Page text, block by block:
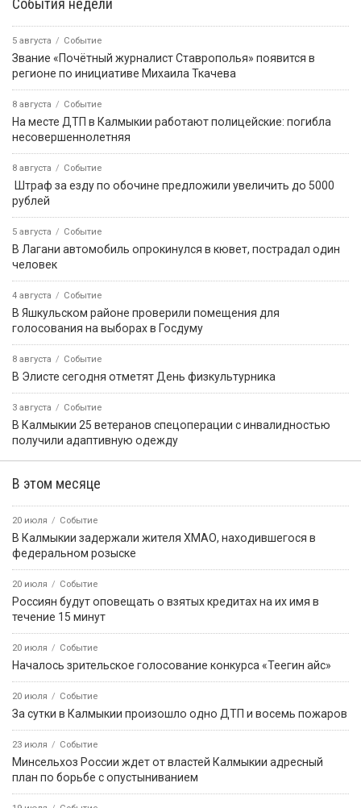
Картина дня
9 августа, 08:27 Событие
Бог создал Землю, а всё остальное на ней сделали
строители!
9 августа, 11:01 Событие
В Аргентине морской лев пробрался в каюту рыболовного
судна и уснул на кровати
9 августа, 13:23 Событие
9 августа — День воинской славы России
9 августа, 10:59 Событие
Решение о запрете вейпов — за региональными
законодателями
9 августа, 13:24 Событие
В Троицком потушили возгорание сухой растительности
9 августа, 18:50 Событие
В Приютненском районе потушили крупный пожар сухой
растительности
События недели
5 августа Событие
ПРИЁМНАЯ ПРЕЗИДЕНТА РОССИЙСКОЙ
ФЕДЕРАЦИИ В РЕСПУБЛИКЕ КАЛМЫКИЯ